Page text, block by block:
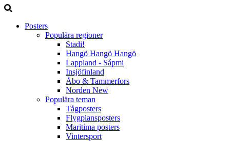
Posters
Populära regioner
Stadi!
Hangö Hangö Hangö
Lappland - Sápmi
Insjöfinland
Åbo & Tammerfors
Norden New
Populära teman
Tågposters
Flygplansposters
Maritima posters
Vintersport